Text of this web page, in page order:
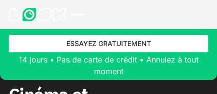
ESSAYEZ GRATUITEMENT
14 jours • Pas de carte de crédit • Annulez à tout
moment